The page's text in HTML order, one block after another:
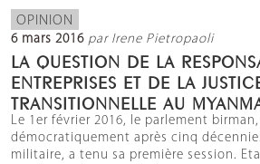
OPINION
6 mars 2016 par Irene Pietropaoli
LA QUESTION DE LA
ENTREPRISES ET DE LA
TRANSITIONNELLE AU
Le 1er février 2016, le parlement
démocratiquement après cinq
militaire, a tenu sa première session.